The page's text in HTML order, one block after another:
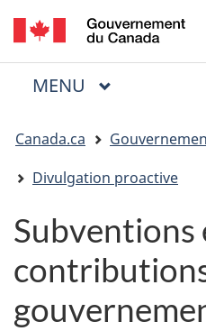
Menu
MENU PRINCIPAL
êtes
ici
Canada.ca
Divulgation proactive
Subventions